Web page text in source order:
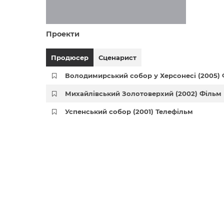
Проекти
Продюсер Сценарист
Володимирський собор у Херсонесі (2005)
Михайлівський Золотоверхий (2002) Фільм
Успенський собор (2001) Телефільм